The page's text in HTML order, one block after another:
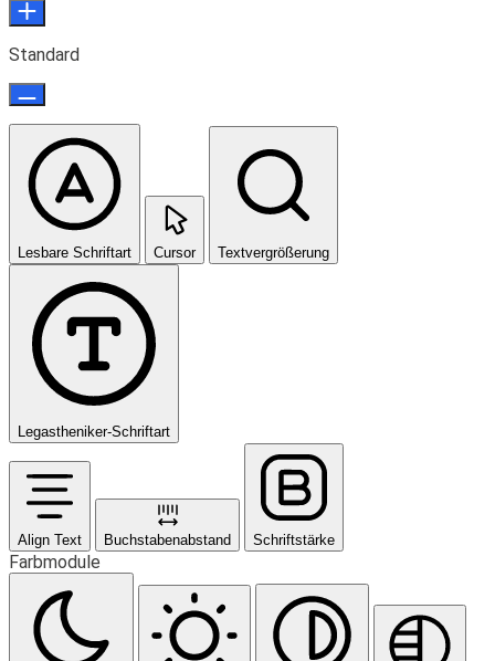
Standard
Lesbare Schriftart Cursor Textvergrößerung
Legastheniker-Schriftart
Align Text Buchstabenabstand Schriftstärke
Farbmodule